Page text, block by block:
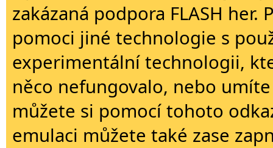
zakázaná podpora FLASH
pomoci jiné technologie s
experimentální technologii,
něco nefungovalo, nebo
můžete si pomocí tohoto
emulaci můžete také zase